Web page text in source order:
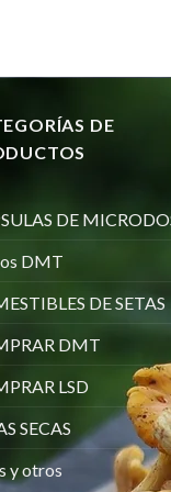
DE
DE
DMT
DE SETAS
DMT
LSD
SECAS
y otros